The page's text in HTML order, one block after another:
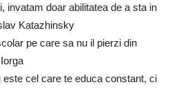
invatam doar abilitatea de a sta in
Katazhinsky
pe care sa nu il pierzi din
cel care te educa constant, ci